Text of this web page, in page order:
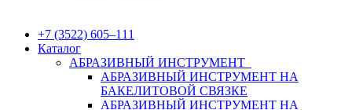
+7 (3522) 605‒111
Каталог
АБРАЗИВНЫЙ ИНСТРУМЕНТ
АБРАЗИВНЫЙ ИНСТРУМЕНТ НА
БАКЕЛИТОВОЙ СВЯЗКЕ
АБРАЗИВНЫЙ ИНСТРУМЕНТ НА